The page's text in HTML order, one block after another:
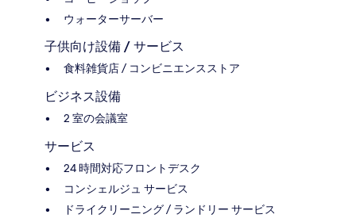
ウォーターサーバー
子供向け設備 / サービス
食料雑貨店 / コンビニエンスストア
ビジネス設備
2 室の会議室
サービス
24 時間対応フロントデスク
コンシェルジュ サービス
ドライクリーニング / ランドリー サービス